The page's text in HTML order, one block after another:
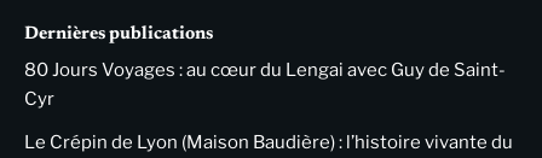
Dernières publications
80 Jours Voyages : au cœur du Lengai avec Guy de Saint-
Cyr
Le Crépin de Lyon (Maison Baudière) : l’histoire vivante du